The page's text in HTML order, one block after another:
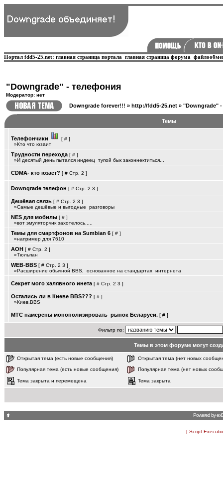
Портал fdd5-25.net: главная страница портала главная страница форума
"Downgrade" - телефония
Модератор: нет
Downgrade forever!!! » http://fdd5-25.net » "Downgrade"
Темы
Телефончики [ # ]
»Кто что юзаит
Трудности перехода [ # ]
»И десятый день пытался индеец ­ тупой бык законнектиться...
CDMA- кто юзает? [ # Стр. 2 ]
Downgrade телефон [ # Стр. 2 3 ]
Дешёвая связь [ # Стр. 2 3 ]
»Самые дешёвые и выгодные ­ разговоры
NES для мобилы [ # ]
»вот эмуляторчик захотелось.....
Темы для смартфонов на Sumbian 6 [ # ]
»например для 7610
АОН [ # Стр. 2 ]
»Тюльпан
WEB-BBS [ # Стр. 2 3 ]
»Расширение обычной BBS, ­ основанное на стандартах ­ интернета
Секрет мого халявного инета [ # Стр. 2 3 ]
Остались ли в Киеве BBS??? [ # ]
»Киев.BBS
МТС намерены монополизировать ­ рынок Беларуси. [ # ]
Фильтр по:
Темы в этом форуме могут
Открытая тема (есть новые сообщения)
Открытая тема (нет новых
Популярная тема (есть новые сообщения)
Популярная тема (нет новых
Тема закрыта и перемещена Тема закрыта
Powered by
[ Script